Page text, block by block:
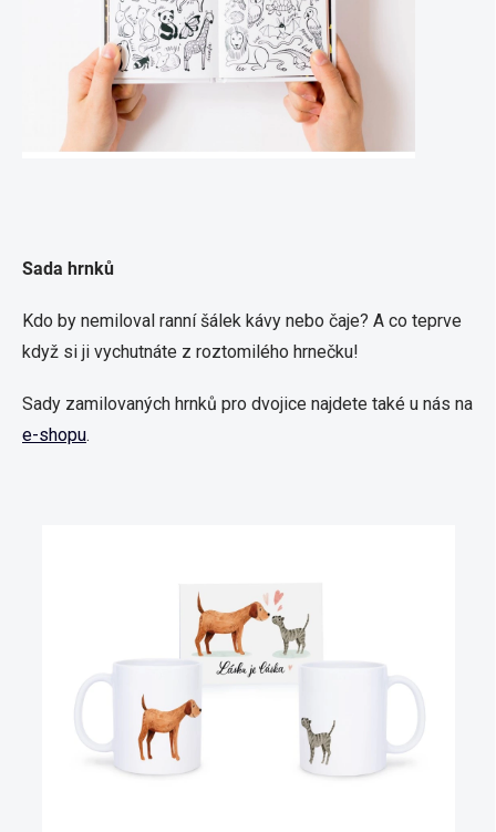
Sada hrnků
Kdo by nemiloval ranní šálek kávy nebo čaje? A co teprve
když si ji vychutnáte z roztomilého hrnečku!
Sady zamilovaných hrnků pro dvojice najdete také u nás na
e-shopu.